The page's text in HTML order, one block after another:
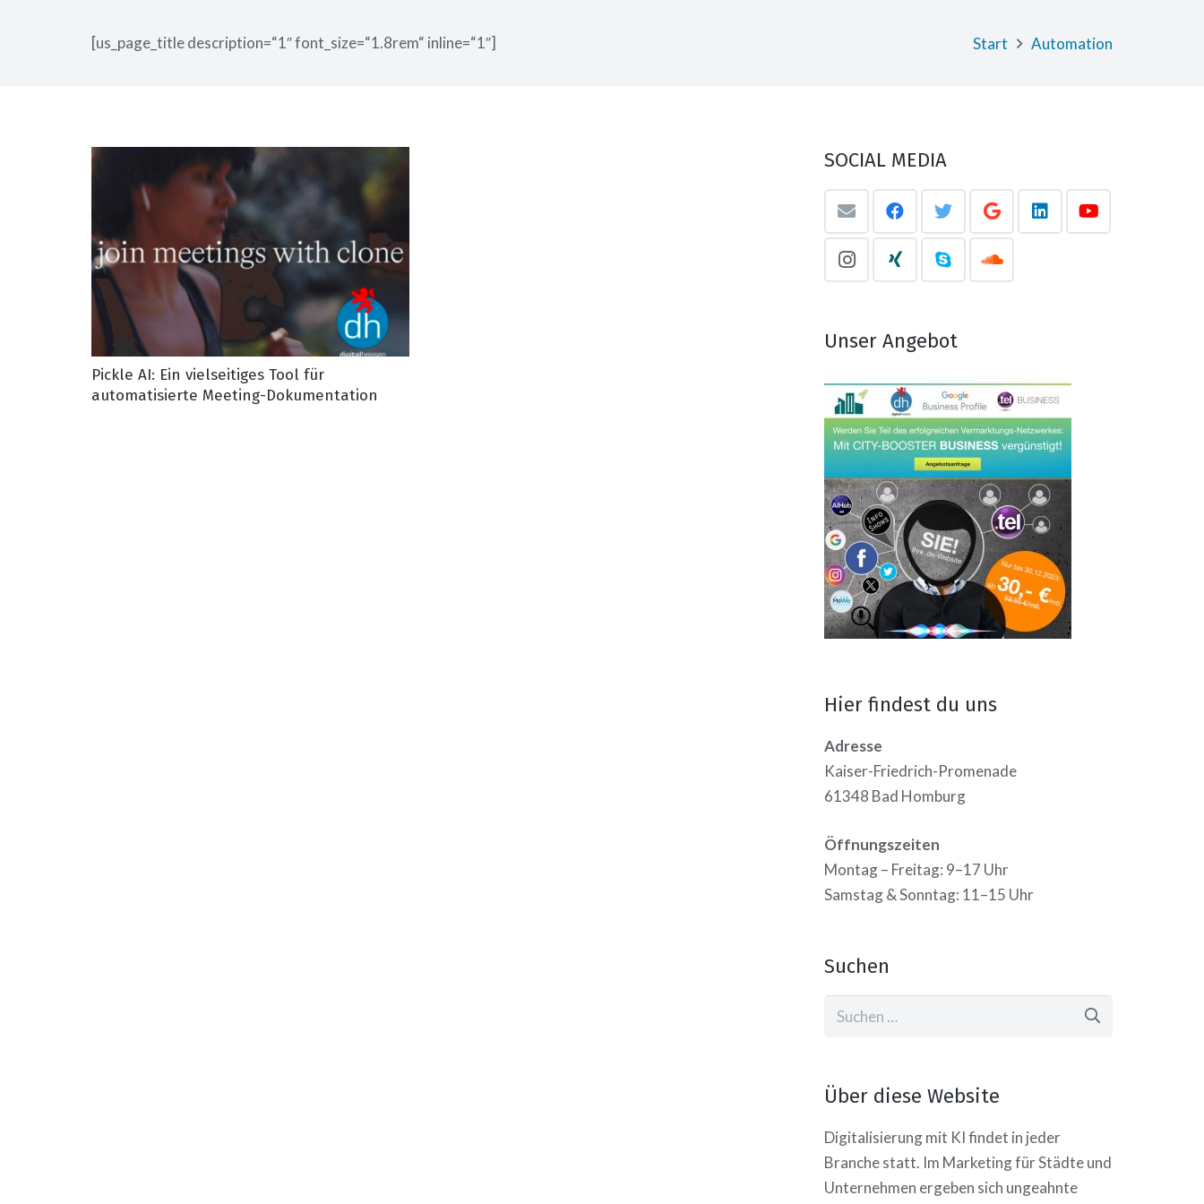
[us_page_title description=“1″ font_size=“1.8rem“ inline=“1″] Start Automation
Pickle AI: Ein vielseitiges Tool für
automatisierte Meeting-Dokumentation
SOCIAL MEDIA
Unser Angebot
Hier findest du uns
Adresse
Kaiser-Friedrich-Promenade
61348 Bad Homburg
Öffnungszeiten
Montag – Freitag: 9–17 Uhr
Samstag & Sonntag: 11–15 Uhr
Suchen
Suchen
Über diese Website
Digitalisierung mit KI findet in jeder
Branche statt. Im Marketing für Städte und
Unternehmen ergeben sich ungeahnte